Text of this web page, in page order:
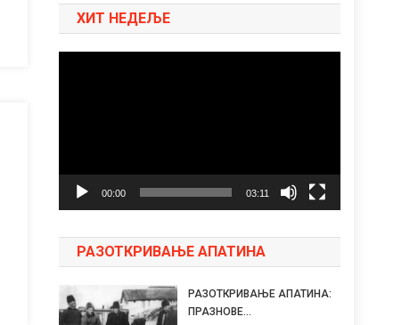
ХИТ НЕДЕЉЕ
00:00 03:11
РАЗОТКРИВАЊЕ АПАТИНА
РАЗОТКРИВАЊЕ АПАТИНА:
ПРАЗНОВЕ...